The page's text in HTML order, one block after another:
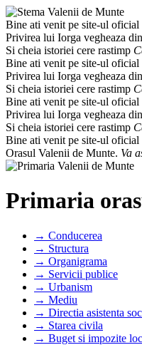
Bine ati venit pe site-ul oficial
Privirea lui Iorga vegheaza
Si cheia istoriei cere rastimp
Bine ati venit pe site-ul oficial
Privirea lui Iorga vegheaza
Si cheia istoriei cere rastimp
Bine ati venit pe site-ul oficial
Privirea lui Iorga vegheaza
Si cheia istoriei cere rastimp
Bine ati venit pe site-ul oficial
Orasul Valenii de Munte. Va
Primaria
→ Conducerea
→ Structura
→ Organigrama
→ Servicii publice
→ Urbanism
→ Mediu
→ Directia asistenta
→ Starea civila
→ Buget si impozite